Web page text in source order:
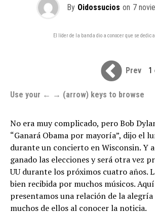
By Oidossucios on 7
El líder de la banda dio a conocer que se
Prev 1
Use your ← → (arrow) keys to browse
No era muy complicado, pero Bob
“Ganará Obama por mayoría”, dijo el
durante un concierto en Wisconsin. Y
ganado las elecciones y será otra vez
UU durante los próximos cuatro años.
bien recibida por muchos músicos.
presentamos una relación de la alegría
muchos de ellos al conocer la noticia.